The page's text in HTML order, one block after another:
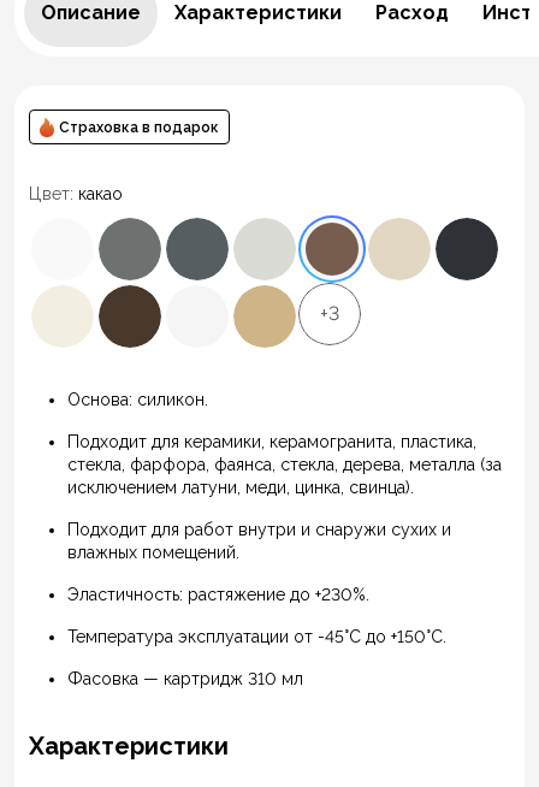
Описание Характеристики Расход
Страховка в подарок
Цвет: какао
+3
Основа: силикон.
Подходит для керамики, керамогранита, пластика,
стекла, фарфора, фаянса, стекла, дерева, металла (за
исключением латуни, меди, цинка, свинца).
Подходит для работ внутри и снаружи сухих и
влажных помещений.
Эластичность: растяжение до +230%.
Температура эксплуатации от -45°С до +150°С.
Фасовка — картридж 310 мл
Характеристики